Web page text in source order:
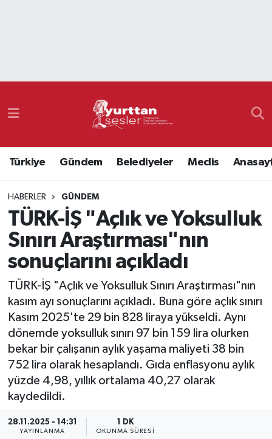
Türkiye Gündem Belediyeler Meclis
HABERLER GÜNDEM
TÜRK-İŞ "Açlık ve Yoksulluk
Sınırı Araştırması"nın
sonuçlarını açıkladı
TÜRK-İŞ "Açlık ve Yoksulluk Sınırı Araştırması"nın
kasım ayı sonuçlarını açıkladı. Buna göre açlık sınırı
Kasım 2025'te 29 bin 828 liraya yükseldi. Aynı
dönemde yoksulluk sınırı 97 bin 159 lira olurken
bekar bir çalışanın aylık yaşama maliyeti 38 bin
752 lira olarak hesaplandı. Gıda enflasyonu aylık
yüzde 4,98, yıllık ortalama 40,27 olarak
kaydedildi.
28.11.2025 - 14:31
YAYINLANMA
1 DK
OKUNMA SÜRESI
Namaz Vakitleri
Süper Lig Puan Durumu ve Fikstür
Tüm Manşetler
Son Dakika Haberleri
Haber Arşivi